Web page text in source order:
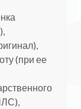
(при ее